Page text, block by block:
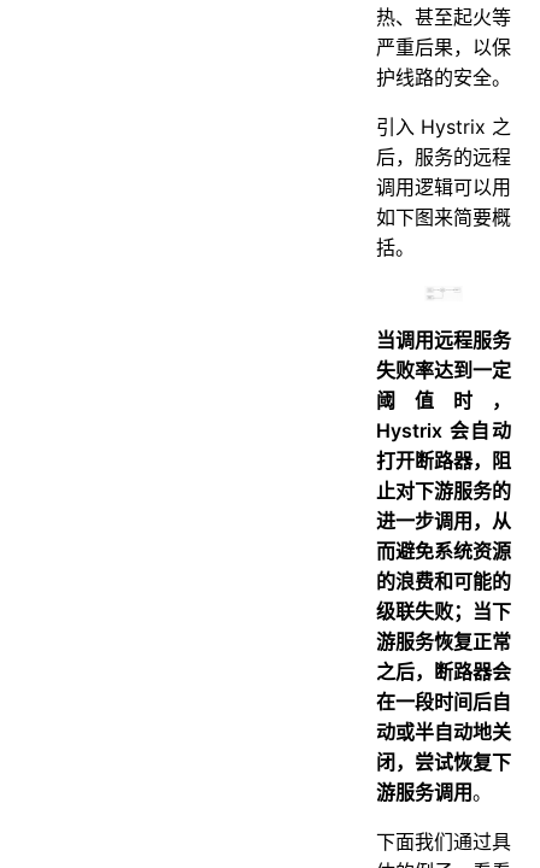
热、甚至起火等
严重后果，以保
护线路的安全。
引入 Hystrix 之
后，服务的远程
调用逻辑可以用
如下图来简要概
括。
当调用远程服务
失败率达到一定
阈值时，
Hystrix 会自动
打开断路器，阻
止对下游服务的
进一步调用，从
而避免系统资源
的浪费和可能的
级联失败；当下
游服务恢复正常
之后，断路器会
在一段时间后自
动或半自动地关
闭，尝试恢复下
游服务调用。
下面我们通过具